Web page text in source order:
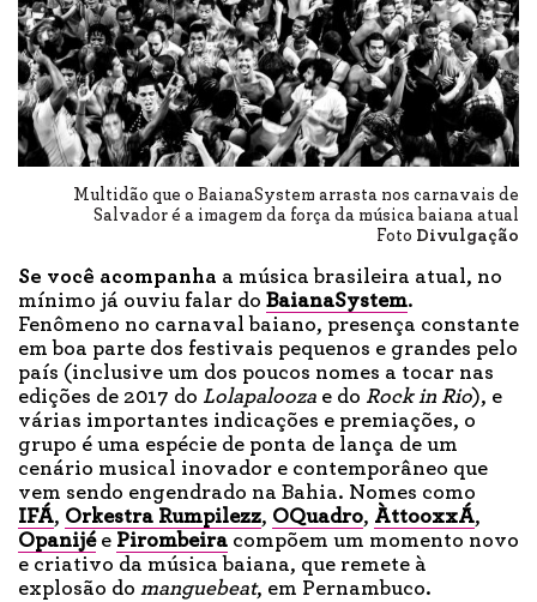
Multidão que o BaianaSystem arrasta nos carnavais de
Salvador é a imagem da força da música baiana atual
Foto Divulgação
Se você acompanha a música brasileira atual, no
mínimo já ouviu falar do BaianaSystem.
Fenômeno no carnaval baiano, presença constante
em boa parte dos festivais pequenos e grandes pelo
país (inclusive um dos poucos nomes a tocar nas
edições de 2017 do Lolapalooza e do Rock in Rio), e
várias importantes indicações e premiações, o
grupo é uma espécie de ponta de lança de um
cenário musical inovador e contemporâneo que
vem sendo engendrado na Bahia. Nomes como
IFÁ, Orkestra Rumpilezz, OQuadro, ÀttooxxÁ,
Opanijée Pirombeira compõem um momento novo
e criativo da música baiana, que remete à
explosão do manguebeat, em Pernambuco.